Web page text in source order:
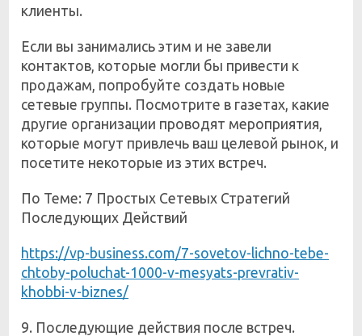
клиенты.
Если вы занимались этим и не завели
контактов, которые могли бы привести к
продажам, попробуйте создать новые
сетевые группы. Посмотрите в газетах, какие
другие организации проводят мероприятия,
которые могут привлечь ваш целевой рынок, и
посетите некоторые из этих встреч.
По Теме: 7 Простых Сетевых Стратегий
Последующих Действий
https://vp-business.com/7-sovetov-lichno-tebe-
chtoby-poluchat-1000-v-mesyats-prevrativ-
khobbi-v-biznes/
9. Последующие действия после встреч.